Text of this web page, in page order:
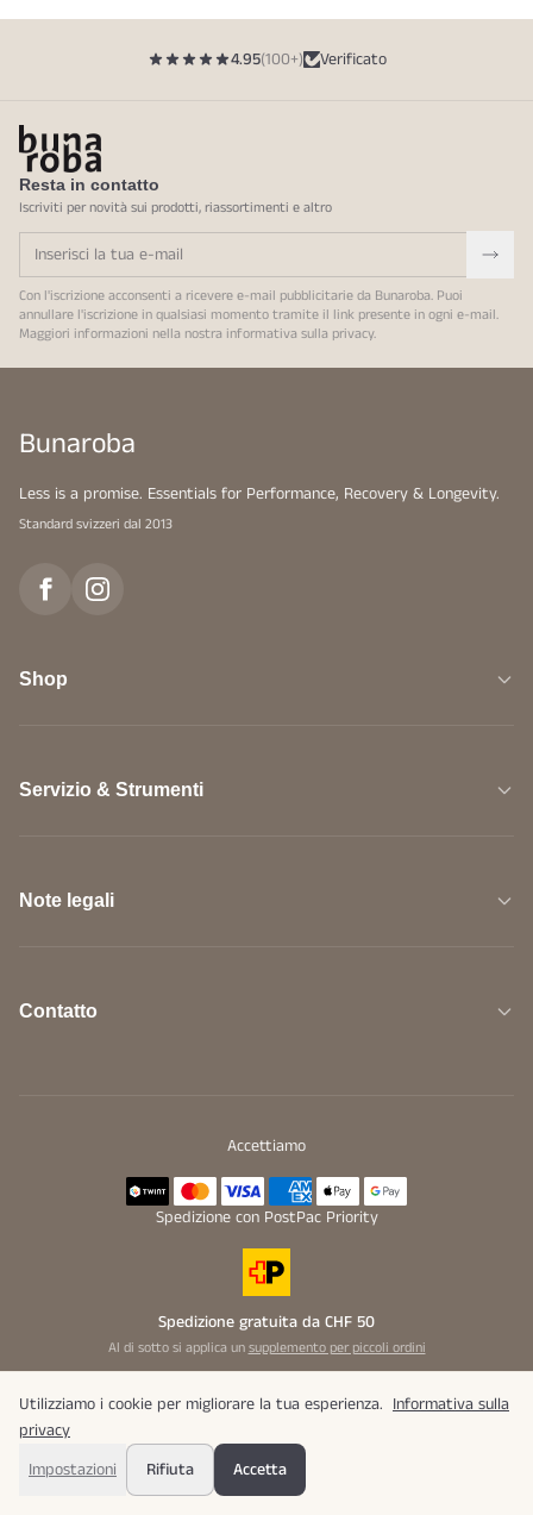
4.95(100+) Verificato
Resta in contatto
Iscriviti per novità sui prodotti, riassortimenti e altro
Con l'iscrizione acconsenti a ricevere e-mail pubblicitarie da Bunaroba. Puoi
annullare l'iscrizione in qualsiasi momento tramite il link presente in ogni e-mail.
Maggiori informazioni nella nostra informativa sulla privacy.
Bunaroba
Less is a promise. Essentials for Performance, Recovery & Longevity.
Standard svizzeri dal 2013
Shop
Servizio & Strumenti
Note legali
Contatto
Accettiamo
Spedizione con PostPac Priority
Spedizione gratuita da CHF 50
Al di sotto si applica unsupplemento per piccoli ordini
© 2026 Bunaroba GmbH. Tutti i diritti riservati.
Utilizziamo i cookie per migliorare la tua esperienza. Informativa sulla
privacy
Impostazioni
Rifiuta Accetta